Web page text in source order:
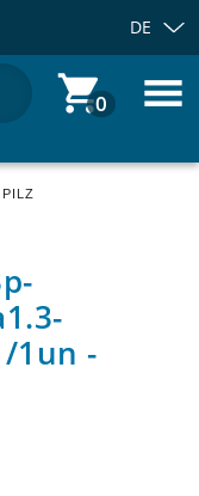
DE
0
PILZ
1un -